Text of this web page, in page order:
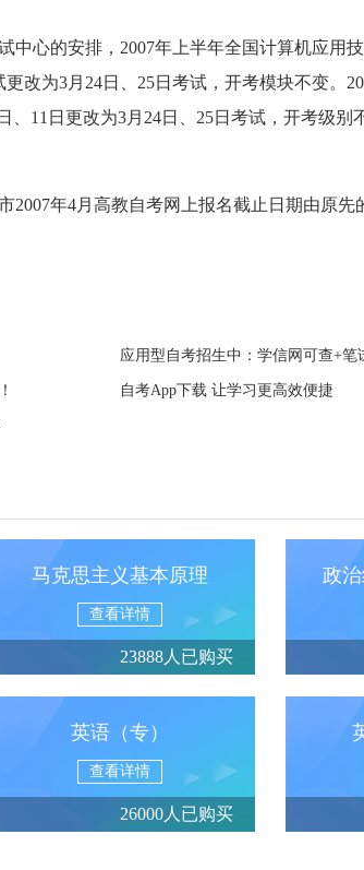
心的安排，2007年上半年全国计算机应用
改为3月24日、25日考试，开考模块不变。
、11日更改为3月24日、25日考试，开考级别
年4月高教自考网上报名截止日期由原先
应用型自考招生中：学信网可查+笔
自考App下载 让学习更高效便捷
马克思主义基本原理
查看详情
23888人已购买
政治
英语（专）
查看详情
26000人已购买